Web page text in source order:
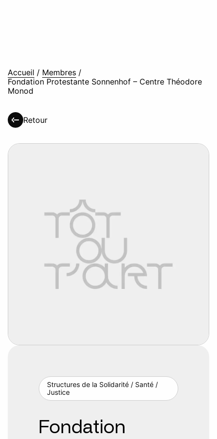
Accueil / Membres /
Fondation Protestante Sonnenhof – Centre Théodore
Monod
Retour
Structures de la Solidarité / Santé /
Justice
Fondation